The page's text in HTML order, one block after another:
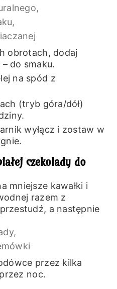
obrotach, dodaj
do smaku.
na spód z
(tryb góra/dół)
wyłącz i zostaw w
czekolady do
mniejsze kawałki i
razem z
a następnie
przez kilka
noc.